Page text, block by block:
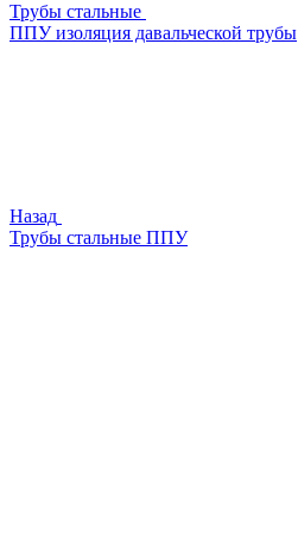
Трубы стальные
ППУ изоляция давальческой трубы
Назад
Трубы стальные ППУ